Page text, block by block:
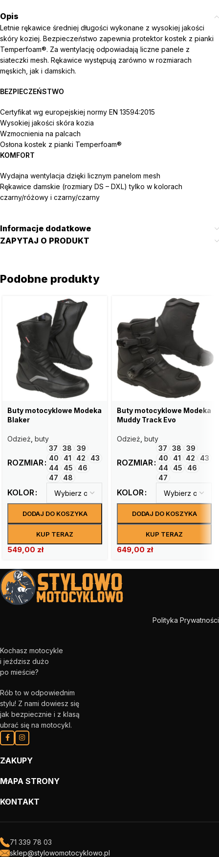
Opis
Letnie rękawice średniej długości wykonane z wysokiej jakości
skóry koziej. Bezpieczeństwo zapewnia protektor kostek z pianki
Temperfoam®. Za wentylację odpowiadają liczne panele z
siateczki mesh. Rękawice występują zarówno w rozmiarach
męskich, jak i damskich.
BEZPIECZEŃSTWO
Certyfikat wg europejskiej normy EN 13594:2015
Wysokiej jakości skóra kozia
Wzmocnienia na palcach
Osłona kostek z pianki Temperfoam®
KOMFORT
Wydajna wentylacja dzięki licznym panelom mesh
Rękawice damskie (rozmiary DS – DXL) tylko w kolorach
czarny/różowy i czarny/czarny
Informacje dodatkowe
ZAPYTAJ O PRODUKT
Podobne produkty
Buty motocyklowe Modeka
Blaker
Odzież buty
ROZMIAR
37 38
39
40
41 42
43
44
45
46
47
48
KOLOR
DODAJ DO KOSZYKA
KUP TERAZ
549,00 zł
Buty motocyklowe Modeka
Muddy Track Evo
Odzież buty
ROZMIAR
37 38
39
40
41 42
43
44
45
46
47
KOLOR
DODAJ DO KOSZYKA
KUP TERAZ
649,00 zł
Polityka Prywatności
Kochasz motocykle
i jeździsz dużo
po mieście?
Rób to w odpowiednim
stylu! Z nami dowiesz się
jak bezpiecznie i z klasą
ubrać się na motocykl.
ZAKUPY
MAPA STRONY
KONTAKT
71 339 78 03
sklep@stylowomotocyklowo.pl